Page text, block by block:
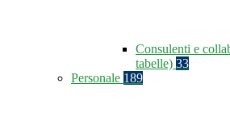
Consulenti e
tabelle) 33
Personale 189